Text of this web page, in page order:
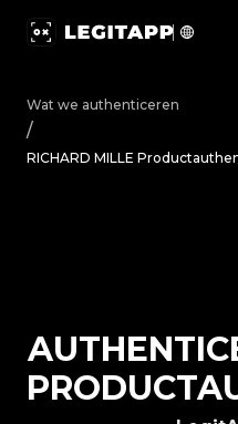
Wat we authenticeren
/
RICHARD MILLE